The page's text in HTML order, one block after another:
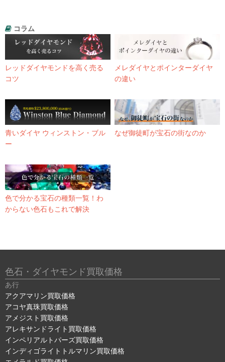
コラム
レッドダイヤモンドを高く売る
コツ
メレダイヤとポインターダイヤ
の違い
青いダイヤ ウィンストン・ブル
ー
なぜ御徒町が宝石の街なのか
色で分かる宝石の種類一覧！わ
からない色石もこれで解決
色石・ダイヤモンド買取価格
あ行
アクアマリン買取価格
アコヤ真珠買取価格
アメジスト買取価格
アレキサンドライト買取価格
インペリアルトパーズ買取価格
インディゴライトトルマリン買取価格